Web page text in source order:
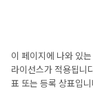
이 페이지에 나와 있
라이선스가 적용됩
표 또는 등록 상표입니